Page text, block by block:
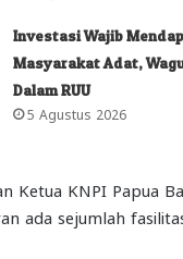
Investasi Wajib
Masyarakat Adat,
Dalam RUU
5 Agustus 2026
Ketua KNPI Papua
ada sejumlah